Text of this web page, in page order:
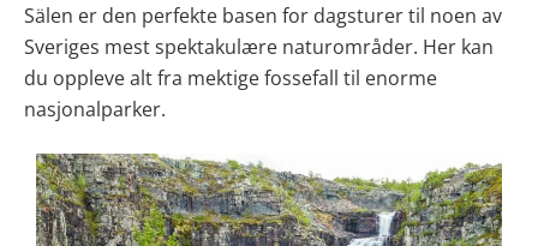
Sälen er den perfekte basen for dagsturer til noen av
Sveriges mest spektakulære naturområder. Her kan
du oppleve alt fra mektige fossefall til enorme
nasjonalparker.